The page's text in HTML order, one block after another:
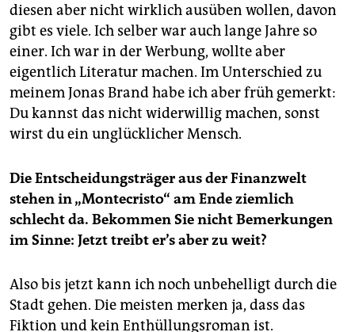
diesen aber nicht wirklich ausüben wollen, davon
gibt es viele. Ich selber war auch lange Jahre so
einer. Ich war in der Werbung, wollte aber
eigentlich Literatur machen. Im Unterschied zu
meinem Jonas Brand habe ich aber früh gemerkt:
Du kannst das nicht widerwillig machen, sonst
wirst du ein unglücklicher Mensch.
Die Entscheidungsträger aus der Finanzwelt
stehen in „Montecristo“ am Ende ziemlich
schlecht da. Bekommen Sie nicht Bemerkungen
im Sinne: Jetzt treibt er’s aber zu weit?
Also bis jetzt kann ich noch unbehelligt durch die
Stadt gehen. Die meisten merken ja, dass das
Fiktion und kein Enthüllungsroman ist.